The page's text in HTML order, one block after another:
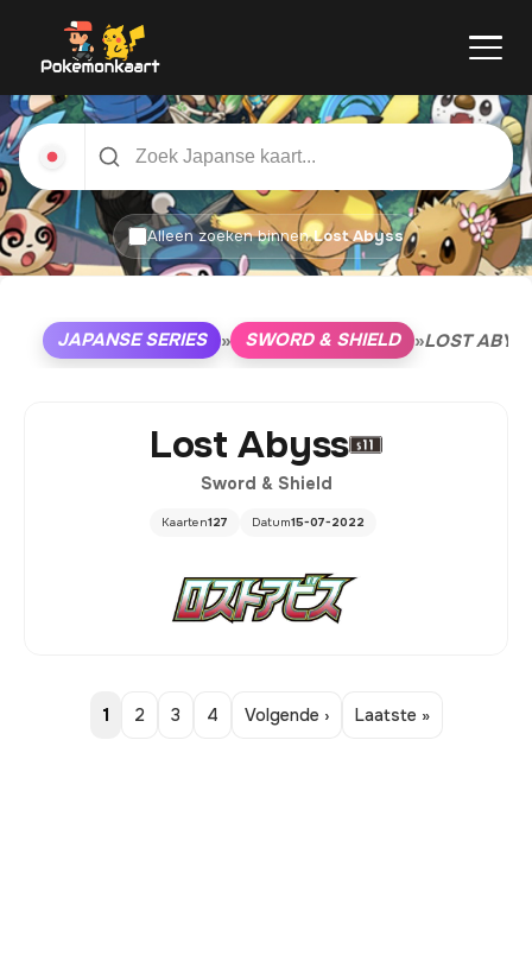
Alleen zoeken binnenLost Abyss
JAPANSE SERIES » SWORD & SHIELD »LOST
Lost Abyss
Sword & Shield
Kaarten127 Datum15-07-2022
1 2 3 4 Volgende › Laatste »